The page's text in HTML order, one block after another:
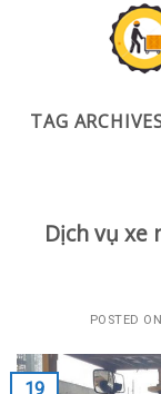
TAG
Dịch vụ xe
POSTED
19